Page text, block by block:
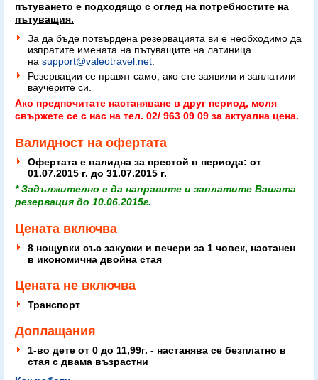
пътуването е подходящо с оглед на потребностите на
пътуващия.
За да бъде потвърдена резервацията ви е необходимо да
изпратите имената на пътуващите на латиница
на support@valeotravel.net
Резервации се правят само, ако сте заявили и заплатили
ваучерите си.
Ако предпочитате настаняване в друг период, моля
свържете се с нас на тел. 02/ 963 09 09 за актуална цена.
Валидност на офертата
Офертата е валидна за престой в периода: от
01.07.2015 г. до 31.07.2015 г.
* Задължително е да направите и заплатите Вашата
резервация до 10.06.2015г.
Цената включва
8 нощувки със закуски и вечери за 1 човек, настанен
в икономична двойна стая
Цената не включва
Транспорт
Доплащания
1-во дете от 0 до 11,99г. - настанява се безплатно в
стая с двама възрастни